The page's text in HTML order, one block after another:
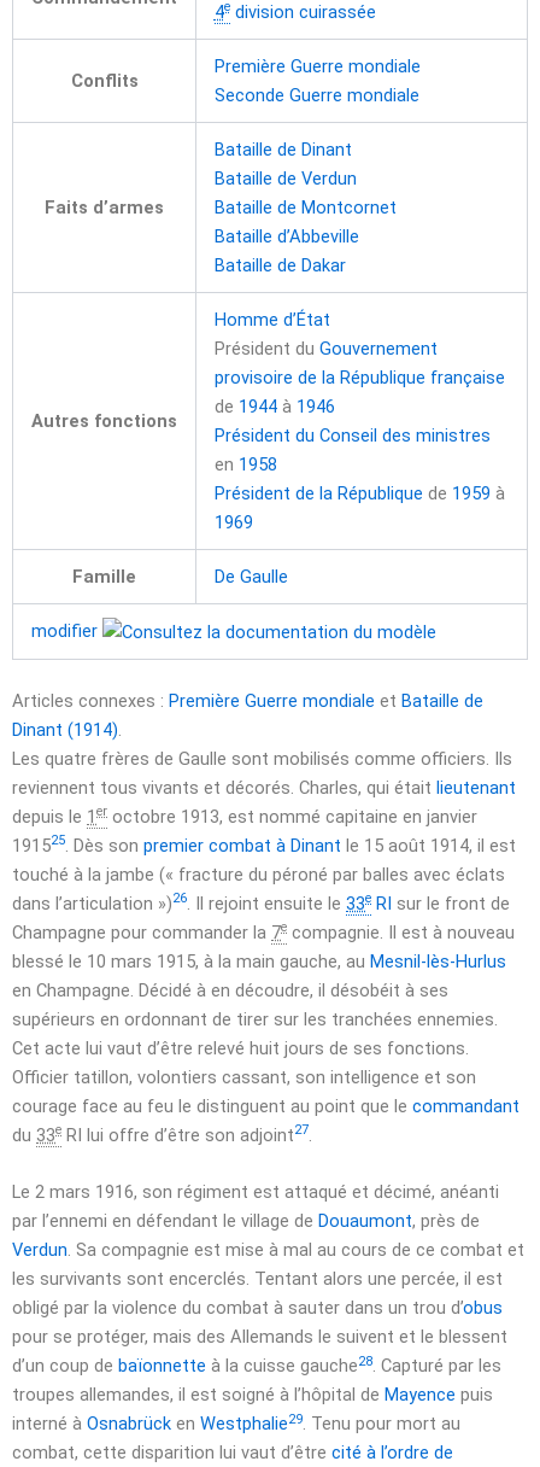
4edivision cuirassée
Conflits
Première Guerre mondiale
Seconde Guerre mondiale
Faits d’armes
Bataille de Dinant
Bataille de Verdun
Bataille de Montcornet
Bataille d’Abbeville
Bataille de Dakar
Autres fonctions
Homme d’État
Président du Gouvernement
provisoire de la République française
de 1944à 1946
Président du Conseil des ministres
en 1958
Président de la République de 1959 à
1969
Famille De Gaulle
modifier
Articles connexes : Première Guerre mondiale et Bataille de
Dinant (1914).
Les quatre frères de Gaulle sont mobilisés comme officiers. Ils
reviennent tous vivants et décorés. Charles, qui était lieutenant
depuis le 1 er octobre 1913, est nommé capitaine en janvier
191525. Dès son premier combat à Dinant le 15 août 1914, il est
touché à la jambe (« fracture du péroné par balles avec éclats
dans l’articulation »)26. Il rejoint ensuite le 33e RI sur le front de
Champagne pour commander la 7e compagnie. Il est à nouveau
blessé le 10 mars 1915, à la main gauche, au Mesnil-lès-Hurlus
en Champagne. Décidé à en découdre, il désobéit à ses
supérieurs en ordonnant de tirer sur les tranchées ennemies.
Cet acte lui vaut d’être relevé huit jours de ses fonctions.
Officier tatillon, volontiers cassant, son intelligence et son
courage face au feu le distinguent au point que le commandant
du 33e RI lui offre d’être son adjoint27.
Le 2 mars 1916, son régiment est attaqué et décimé, anéanti
par l’ennemi en défendant le village de Douaumont, près de
Verdun. Sa compagnie est mise à mal au cours de ce combat et
les survivants sont encerclés. Tentant alors une percée, il est
obligé par la violence du combat à sauter dans un trou d’obus
pour se protéger, mais des Allemands le suivent et le blessent
d’un coup de baïonnette à la cuisse gauche28. Capturé par les
troupes allemandes, il est soigné à l’hôpital de Mayence puis
interné à Osnabrück en Westphalie29. Tenu pour mort au
combat, cette disparition lui vaut d’être cité à l’ordre de